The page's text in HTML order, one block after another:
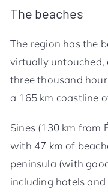
The beaches
The region has the
virtually untouched,
three thousand
a 165 km coastline
Sines (130 km from
with 47 km of
peninsula (with
including hotels and